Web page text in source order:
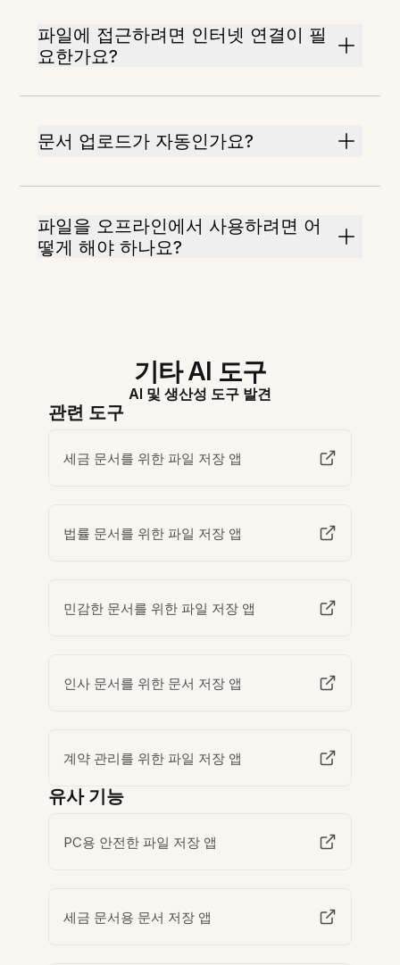
파일에 접근하려면 인터넷 연결이 필
요한가요?
문서 업로드가 자동인가요?
파일을 오프라인에서 사용하려면 어
떻게 해야 하나요?
기타 AI 도구
AI 및 생산성 도구 발견
관련 도구
세금 문서를 위한 파일 저장 앱
법률 문서를 위한 파일 저장 앱
민감한 문서를 위한 파일 저장 앱
인사 문서를 위한 문서 저장 앱
계약 관리를 위한 파일 저장 앱
유사 기능
PC용 안전한 파일 저장 앱
세금 문서용 문서 저장 앱